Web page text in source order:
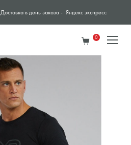
Доставка в день заказа - Яндекс экспресс
0